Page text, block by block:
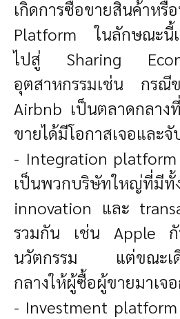
เกิดการซื้อขายสินค้าหรื
Platform ในลักษณะนี้
ไปสู่ Sharing
อุตสาหกรรมเช่น กร
Airbnb เป็นตลาดกลาง
ขายได้มีโอกาสเจอและ
- Integration platform
เป็นพวกบริษัทใหญ่ที่มีทั้
innovation และ
รวมกัน เช่น Apple
นวัตกรรม แต่ขณะเดี
กลางให้ผู้ซื้อผู้ขายมาเจ
- Investment platform